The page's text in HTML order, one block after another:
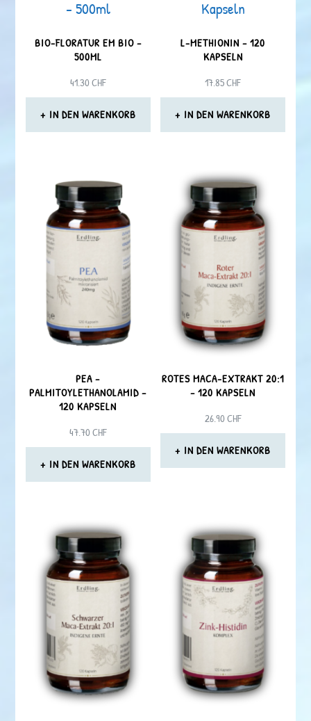
BIO-FLORATUR EM BIO –
500ML
41.30CHF
IN DEN WARENKORB
L-METHIONIN – 120
KAPSELN
17.85CHF
IN DEN WARENKORB
PEA –
PALMITOYLETHANOLAMID –
120 KAPSELN
47.70CHF
IN DEN WARENKORB
ROTES MACA-EXTRAKT 20:1
– 120 KAPSELN
26.90CHF
IN DEN WARENKORB